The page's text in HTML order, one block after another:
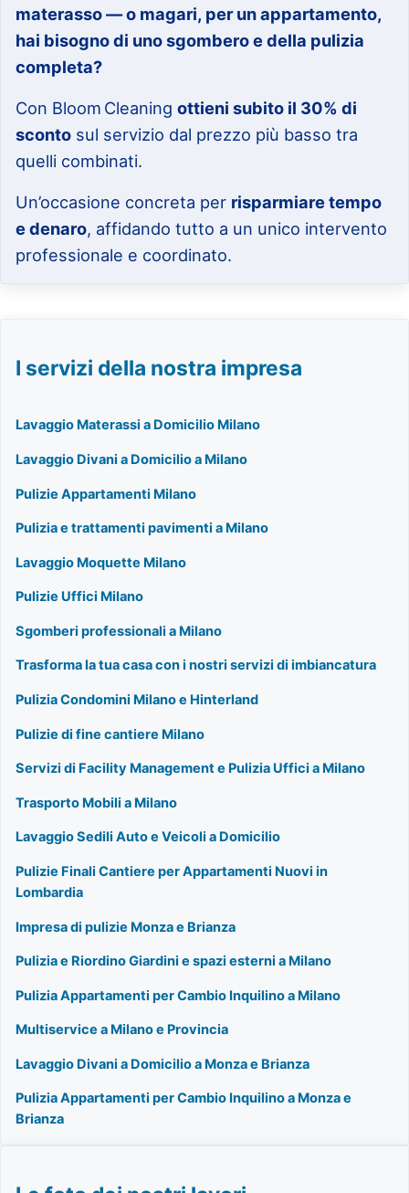
materasso — o magari, per un appartamento,
hai bisogno di uno sgombero e della pulizia
completa?
Con Bloom Cleaningottieni subito il 30% di
sconto sul servizio dal prezzo più basso tra
quelli combinati.
Un’occasione concreta per risparmiare tempo
e denaro, affidando tutto a un unico intervento
professionale e coordinato.
I servizi della nostra impresa
Lavaggio Materassi a Domicilio Milano
Lavaggio Divani a Domicilio a Milano
Pulizie Appartamenti Milano
Pulizia e trattamenti pavimenti a Milano
Lavaggio Moquette Milano
Pulizie Uffici Milano
Sgomberi professionali a Milano
Trasforma la tua casa con i nostri servizi di imbiancatura
Pulizia Condomini Milano e Hinterland
Pulizie di fine cantiere Milano
Servizi di Facility Management e Pulizia Uffici a Milano
Trasporto Mobili a Milano
Lavaggio Sedili Auto e Veicoli a Domicilio
Pulizie Finali Cantiere per Appartamenti Nuovi in
Lombardia
Impresa di pulizie Monza e Brianza
Pulizia e Riordino Giardini e spazi esterni a Milano
Pulizia Appartamenti per Cambio Inquilino a Milano
Multiservice a Milano e Provincia
Lavaggio Divani a Domicilio a Monza e Brianza
Pulizia Appartamenti per Cambio Inquilino a Monza e
Brianza